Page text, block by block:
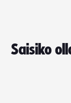
Saisiko